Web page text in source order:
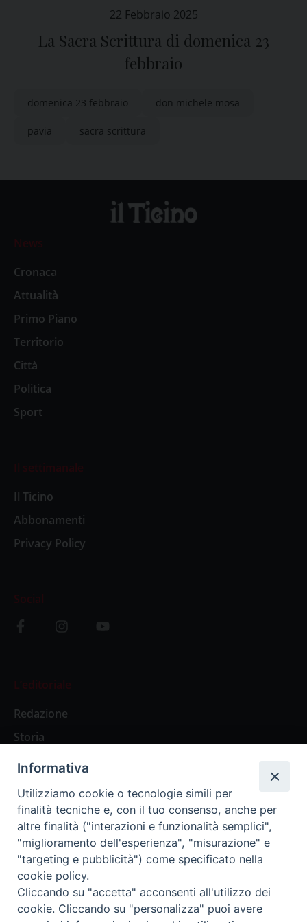
22 Febbraio 2025
La Sacra Scrittura di domenica 23
febbraio
domenica 23 febbraio don michele mosa
pavia sacra scrittura
News
Cronaca
Attualità
Primo Piano
Territorio
Città
Politica
Sport
Il settimanale
Il Ticino
Abbonamenti
Privacy Policy
Social
L’editoriale
Redazione
Storia
Abbonamenti
Abbonamento Annuale Digitale
Abbonamento Annuale Cartaceo
Abbonamento Singola Copia Digitale
Informativa
Utilizziamo cookie o tecnologie simili per
finalità tecniche e, con il tuo consenso, anche per
altre finalità ("interazioni e funzionalità semplici",
"miglioramento dell'esperienza", "misurazione" e
"targeting e pubblicità") come specificato nella
cookie policy.
Cliccando su "accetta" acconsenti all'utilizzo dei
cookie. Cliccando su "personalizza" puoi avere